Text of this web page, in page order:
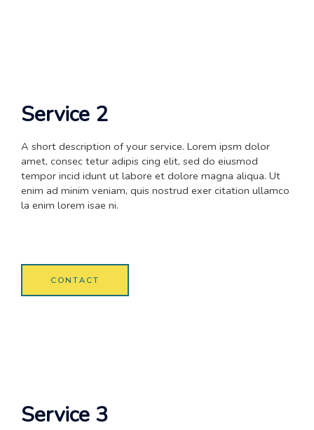
Service 2
A short description of your service. Lorem ipsm dolor
amet, consec tetur adipis cing elit, sed do eiusmod
tempor incid idunt ut labore et dolore magna aliqua. Ut
enim ad minim veniam, quis nostrud exer citation ullamco
la enim lorem isae ni.
CONTACT
Service 3